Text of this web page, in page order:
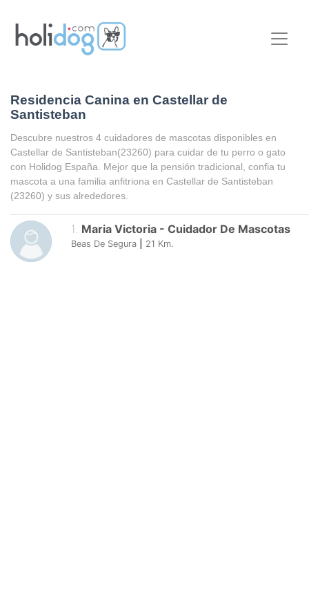
Residencia Canina en Castellar de
Santisteban
Descubre nuestros 4 cuidadores de mascotas disponibles en
Castellar de Santisteban(23260) para cuidar de tu perro o gato
con Holidog España. Mejor que la pensión tradicional, confia tu
mascota a una familia anfitriona en Castellar de Santisteban
(23260) y sus alrededores.
1 Maria Victoria - Cuidador De Mascotas
Beas De Segura 21 Km.